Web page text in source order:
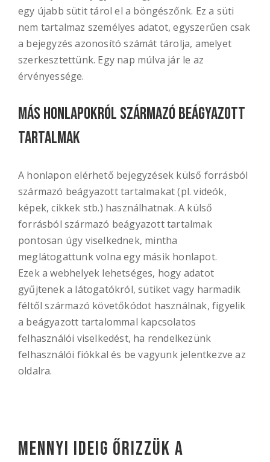
egy újabb sütit tárol el a böngészőnk. Ez a süti
nem tartalmaz személyes adatot, egyszerűen csak
a bejegyzés azonosító számát tárolja, amelyet
szerkesztettünk. Egy nap múlva jár le az
érvényessége.
Más honlapokról származó beágyazott
tartalmak
A honlapon elérhető bejegyzések külső forrásból
származó beágyazott tartalmakat (pl. videók,
képek, cikkek stb.) használhatnak. A külső
forrásból származó beágyazott tartalmak
pontosan úgy viselkednek, mintha
meglátogattunk volna egy másik honlapot.
Ezek a webhelyek lehetséges, hogy adatot
gyűjtenek a látogatókról, sütiket vagy harmadik
féltől származó követőkódot használnak, figyelik
a beágyazott tartalommal kapcsolatos
felhasználói viselkedést, ha rendelkezünk
felhasználói fiókkal és be vagyunk jelentkezve az
oldalra.
Mennyi ideig őrizzük a